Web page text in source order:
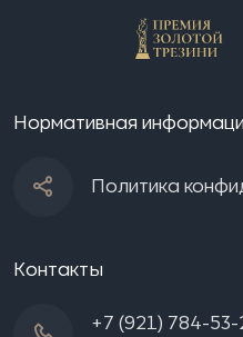
Нормативная
Политика
Контакты
+7 (921) 784-53-